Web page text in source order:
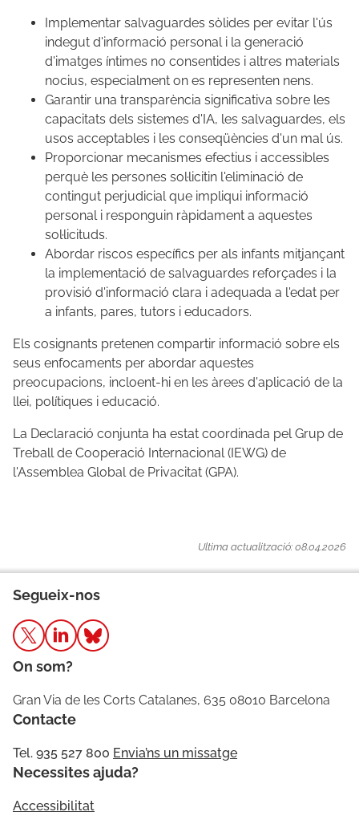
Implementar salvaguardes sòlides per evitar l'ús
indegut d'informació personal i la generació
d'imatges íntimes no consentides i altres materials
nocius, especialment on es representen nens.
Garantir una transparència significativa sobre les
capacitats dels sistemes d'IA, les salvaguardes, els
usos acceptables i les conseqüències d'un mal ús.
Proporcionar mecanismes efectius i accessibles
perquè les persones sol·licitin l'eliminació de
contingut perjudicial que impliqui informació
personal i responguin ràpidament a aquestes
sol·licituds.
Abordar riscos específics per als infants mitjançant
la implementació de salvaguardes reforçades i la
provisió d'informació clara i adequada a l'edat per
a infants, pares, tutors i educadors.
Els cosignants pretenen compartir informació sobre els
seus enfocaments per abordar aquestes
preocupacions, incloent-hi en les àrees d'aplicació de la
llei, polítiques i educació.
La Declaració conjunta ha estat coordinada pel Grup de
Treball de Cooperació Internacional (IEWG) de
l'Assemblea Global de Privacitat (GPA).
Ultima actualització: 08.04.2026
Segueix-nos
On som?
Gran Via de les Corts Catalanes, 635 08010 Barcelona
Contacte
Tel. 935 527 800 Envia’ns un missatge
Necessites ajuda?
Accessibilitat